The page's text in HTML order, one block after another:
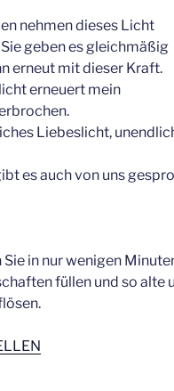
nehmen dieses Licht
geben es gleichmäßig
erneut mit dieser Kraft.
erneuert mein
Liebeslicht,
es auch von uns
in nur wenigen
füllen und so alte